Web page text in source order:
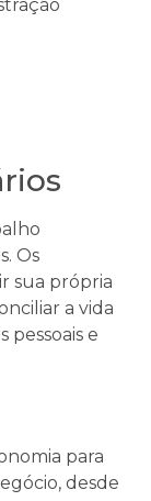
Os
sua própria
a vida
pessoais e
para
desde